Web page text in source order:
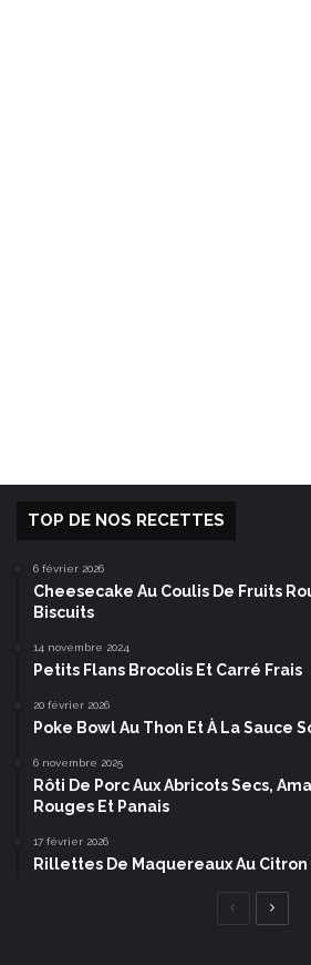
TOP DE NOS RECETTES
6 février 2026
Cheesecake Au Coulis De Fruits
Biscuits
14 novembre 2024
Petits Flans Brocolis Et Carré Frais
20 février 2026
Poke Bowl Au Thon Et À La Sauce
6 novembre 2025
Rôti De Porc Aux Abricots Secs,
Rouges Et Panais
17 février 2026
Rillettes De Maquereaux Au Citron
Page